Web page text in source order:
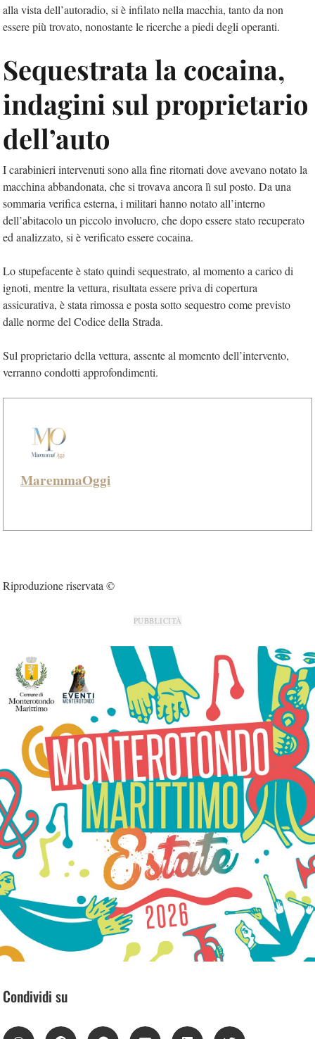
alla vista dell’autoradio, si è infilato nella macchia, tanto da non
essere più trovato, nonostante le ricerche a piedi degli operanti.
Sequestrata la cocaina,
indagini sul proprietario
dell’auto
I carabinieri intervenuti sono alla fine ritornati dove avevano notato la
macchina abbandonata, che si trovava ancora lì sul posto. Da una
sommaria verifica esterna, i militari hanno notato all’interno
dell’abitacolo un piccolo involucro, che dopo essere stato recuperato
ed analizzato, si è verificato essere cocaina.
Lo stupefacente è stato quindi sequestrato, al momento a carico di
ignoti, mentre la vettura, risultata essere priva di copertura
assicurativa, è stata rimossa e posta sotto sequestro come previsto
dalle norme del Codice della Strada.
Sul proprietario della vettura, assente al momento dell’intervento,
verranno condotti approfondimenti.
MaremmaOggi
Riproduzione riservata ©
PUBBLICITÀ
Condividi su